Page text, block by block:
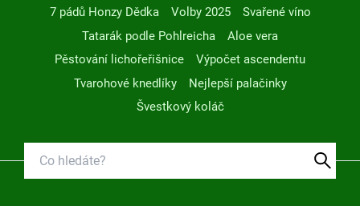
7 pádů Honzy Dědka
Volby 2025
Svařené víno
Tatarák podle Pohlreicha
Aloe vera
Pěstování lichořeřišnice
Výpočet ascendentu
Tvarohové knedlíky
Nejlepší palačinky
Švestkový koláč